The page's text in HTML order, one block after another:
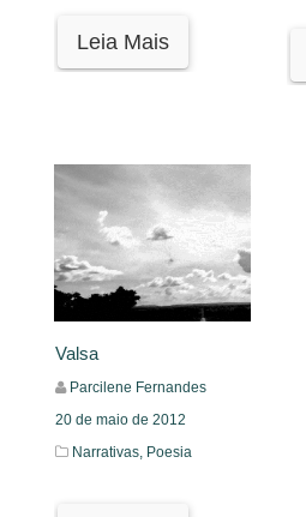
Leia Mais
Valsa
Parcilene Fernandes
20 de maio de 2012
Narrativas, Poesia